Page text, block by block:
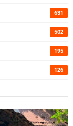
631
502
195
126